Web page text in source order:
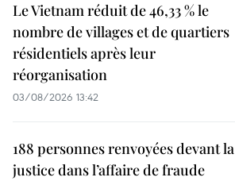
Le Vietnam réduit de 46,33 % le
nombre de villages et de quartiers
résidentiels après leur
réorganisation
03/08/2026 13:42
188 personnes renvoyées devant la
justice dans l’affaire de fraude